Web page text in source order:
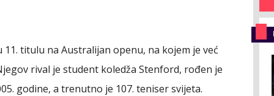
titulu na Australijan openu, na kojem je već
rival je student koledža Stenford, rođen je
godine, a trenutno je 107. teniser svijeta.